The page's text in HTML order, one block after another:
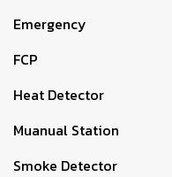
Emergency
FCP
Heat Detector
Muanual Station
Smoke Detector